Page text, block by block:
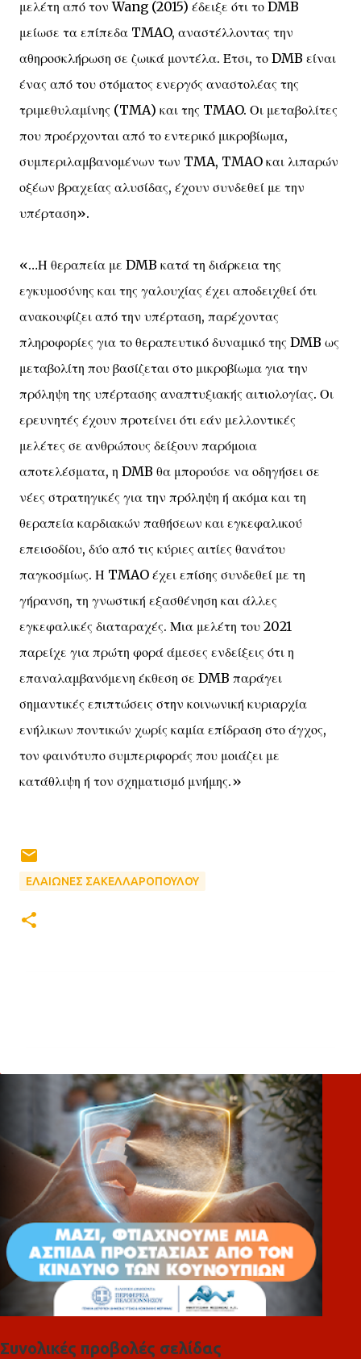
μελέτη από τον Wang (2015) έδειξε ότι το DMB
μείωσε τα επίπεδα TMAO, αναστέλλοντας την
αθηροσκλήρωση σε ζωικά μοντέλα. Έτσι, το DMB είναι
ένας από του στόματος ενεργός αναστολέας της
τριμεθυλαμίνης (TMA) και της TMAO. Οι μεταβολίτες
που προέρχονται από το εντερικό μικροβίωμα,
συμπεριλαμβανομένων των TMA, TMAO και λιπαρών
οξέων βραχείας αλυσίδας, έχουν συνδεθεί με την
υπέρταση».
«…Η θεραπεία με DMB κατά τη διάρκεια της
εγκυμοσύνης και της γαλουχίας έχει αποδειχθεί ότι
ανακουφίζει από την υπέρταση, παρέχοντας
πληροφορίες για το θεραπευτικό δυναμικό της DMB ως
μεταβολίτη που βασίζεται στο μικροβίωμα για την
πρόληψη της υπέρτασης αναπτυξιακής αιτιολογίας. Οι
ερευνητές έχουν προτείνει ότι εάν μελλοντικές
μελέτες σε ανθρώπους δείξουν παρόμοια
αποτελέσματα, η DMB θα μπορούσε να οδηγήσει σε
νέες στρατηγικές για την πρόληψη ή ακόμα και τη
θεραπεία καρδιακών παθήσεων και εγκεφαλικού
επεισοδίου, δύο από τις κύριες αιτίες θανάτου
παγκοσμίως. Η TMAO έχει επίσης συνδεθεί με τη
γήρανση, τη γνωστική εξασθένηση και άλλες
εγκεφαλικές διαταραχές. Μια μελέτη του 2021
παρείχε για πρώτη φορά άμεσες ενδείξεις ότι η
επαναλαμβανόμενη έκθεση σε DMB παράγει
σημαντικές επιπτώσεις στην κοινωνική κυριαρχία
ενήλικων ποντικών χωρίς καμία επίδραση στο άγχος,
τον φαινότυπο συμπεριφοράς που μοιάζει με
κατάθλιψη ή τον σχηματισμό μνήμης.»
ΕΛΑΙΩΝΕΣ ΣΑΚΕΛΛΑΡΟΠΟΥΛΟΥ
λ
Συνολικές προβολές σελίδας